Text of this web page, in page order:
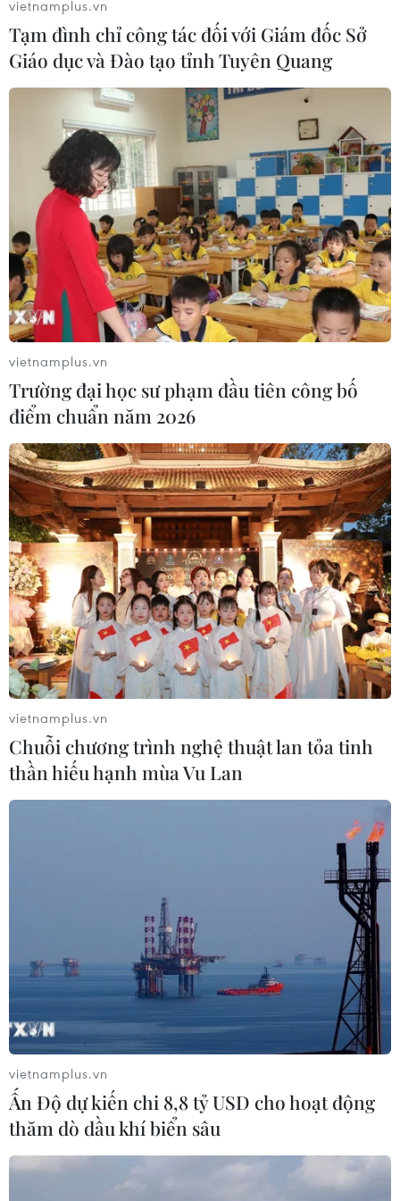
Hàn Quốc và Mỹ tiến hành cuộc tập trận
không quân chung
07/06/2022 08:20
Hàn Quốc huy động 16 máy bay chiến đấu, gồm các
loại F-35 và F-15K và KF-16, trong khi phía Mỹ triển khai
4 chiến đấu cơ F-16 tham gia cuộc tập trận lần này.
vietnamplus.vn
Tạm đình chỉ công tác đối với Giám đốc Sở
Giáo dục và Đào tạo tỉnh Tuyên Quang
vietnamplus.vn
Trường đại học sư phạm đầu tiên công bố
điểm chuẩn năm 2026
vietnamplus.vn
Chuỗi chương trình nghệ thuật lan tỏa tinh
thần hiếu hạnh mùa Vu Lan
vietnamplus.vn
Ấn Độ dự kiến chi 8,8 tỷ USD cho hoạt động
thăm dò dầu khí biển sâu